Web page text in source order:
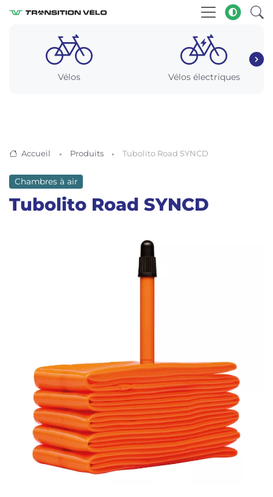
Vélos Vélos électriques
Accueil Produits Tubolito Road SYNCD
Chambres à air
Tubolito Road SYNCD